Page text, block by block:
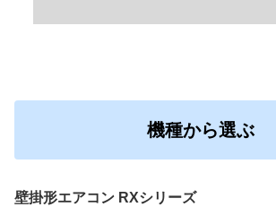
機種から選ぶ
壁掛形エアコン RXシリーズ